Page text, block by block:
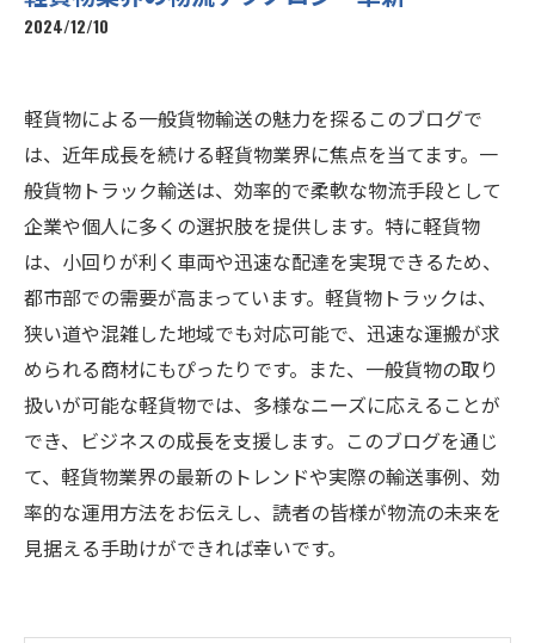
2024/12/10
軽貨物による一般貨物輸送の魅力を探るこのブログで
は、近年成長を続ける軽貨物業界に焦点を当てます。一
般貨物トラック輸送は、効率的で柔軟な物流手段として
企業や個人に多くの選択肢を提供します。特に軽貨物
は、小回りが利く車両や迅速な配達を実現できるため、
都市部での需要が高まっています。軽貨物トラックは、
狭い道や混雑した地域でも対応可能で、迅速な運搬が求
められる商材にもぴったりです。また、一般貨物の取り
扱いが可能な軽貨物では、多様なニーズに応えることが
でき、ビジネスの成長を支援します。このブログを通じ
て、軽貨物業界の最新のトレンドや実際の輸送事例、効
率的な運用方法をお伝えし、読者の皆様が物流の未来を
見据える手助けができれば幸いです。